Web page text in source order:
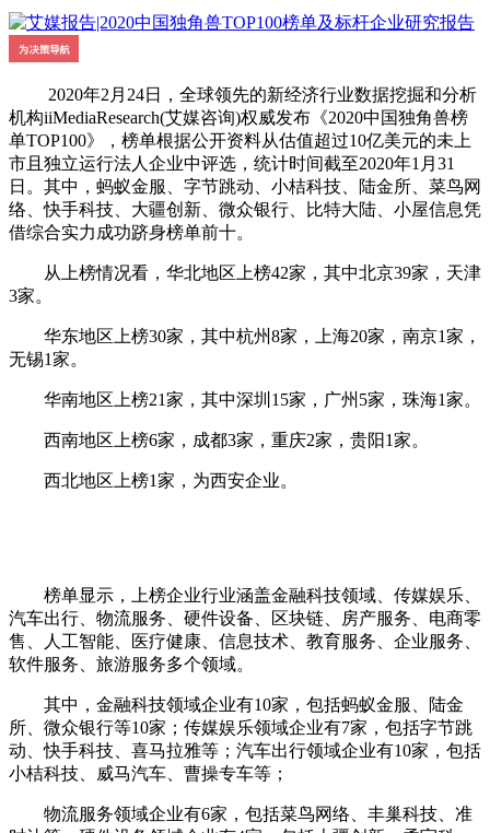
2020年2月24日，全球领先的新经济行业数据挖掘和分析
机构iiMediaResearch(艾媒咨询)权威发布《2020中国独角兽榜
单TOP100》，榜单根据公开资料从估值超过10亿美元的未上
市且独立运行法人企业中评选，统计时间截至2020年1月31
日。其中，蚂蚁金服、字节跳动、小桔科技、陆金所、菜鸟网
络、快手科技、大疆创新、微众银行、比特大陆、小屋信息凭
借综合实力成功跻身榜单前十。
从上榜情况看，华北地区上榜42家，其中北京39家，天津
3家。
华东地区上榜30家，其中杭州8家，上海20家，南京1家，
无锡1家。
华南地区上榜21家，其中深圳15家，广州5家，珠海1家。
西南地区上榜6家，成都3家，重庆2家，贵阳1家。
西北地区上榜1家，为西安企业。
榜单显示，上榜企业行业涵盖金融科技领域、传媒娱乐、
汽车出行、物流服务、硬件设备、区块链、房产服务、电商零
售、人工智能、医疗健康、信息技术、教育服务、企业服务、
软件服务、旅游服务多个领域。
其中，金融科技领域企业有10家，包括蚂蚁金服、陆金
所、微众银行等10家；传媒娱乐领域企业有7家，包括字节跳
动、快手科技、喜马拉雅等；汽车出行领域企业有10家，包括
小桔科技、威马汽车、曹操专车等；
物流服务领域企业有6家，包括菜鸟网络、丰巢科技、准